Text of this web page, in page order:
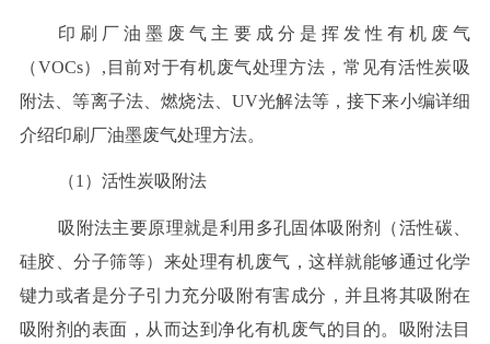
印刷厂油墨废气主要成分是挥发性有机废气
（VOCs）,目前对于有机废气处理方法，常见有活性炭吸
附法、等离子法、燃烧法、UV光解法等，接下来小编详细
介绍印刷厂油墨废气处理方法。
（1）活性炭吸附法
吸附法主要原理就是利用多孔固体吸附剂（活性碳、
硅胶、分子筛等）来处理有机废气，这样就能够通过化学
键力或者是分子引力充分吸附有害成分，并且将其吸附在
吸附剂的表面，从而达到净化有机废气的目的。吸附法目